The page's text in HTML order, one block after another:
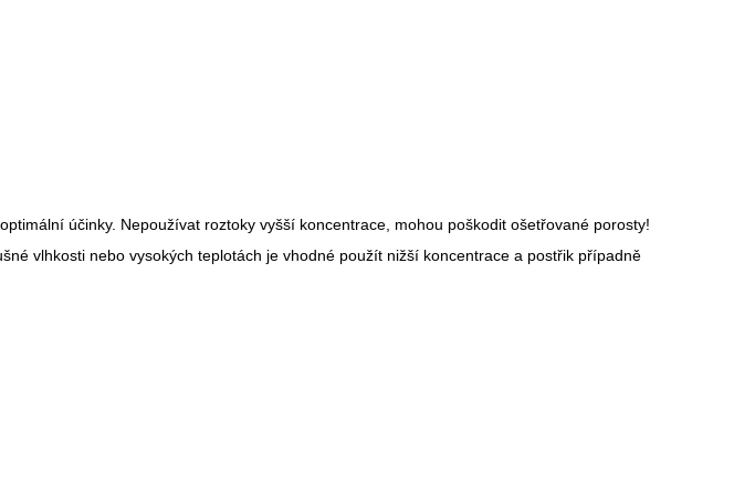
účinky. Nepoužívat roztoky vyšší koncentrace, mohou poškodit ošetřované porosty!
vlhkosti nebo vysokých teplotách je vhodné použít nižší koncentrace a postřik případně